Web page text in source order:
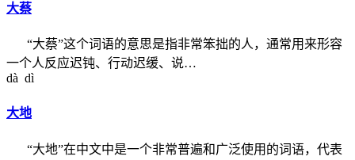
大蔡
“大蔡”这个词语的意思是指非常笨拙的人，通常用来形容
一个人反应迟钝、行动迟缓、说…
dà dì
大地
“大地”在中文中是一个非常普遍和广泛使用的词语，代表